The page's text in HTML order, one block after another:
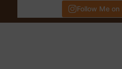
Follow Me